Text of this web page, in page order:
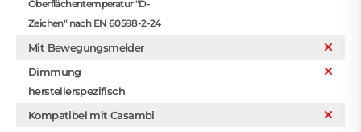
Oberflächentemperatur "D-
Zeichen" nach EN 60598-2-24
Mit Bewegungsmelder
Dimmung
herstellerspezifisch
Kompatibel mit Casambi